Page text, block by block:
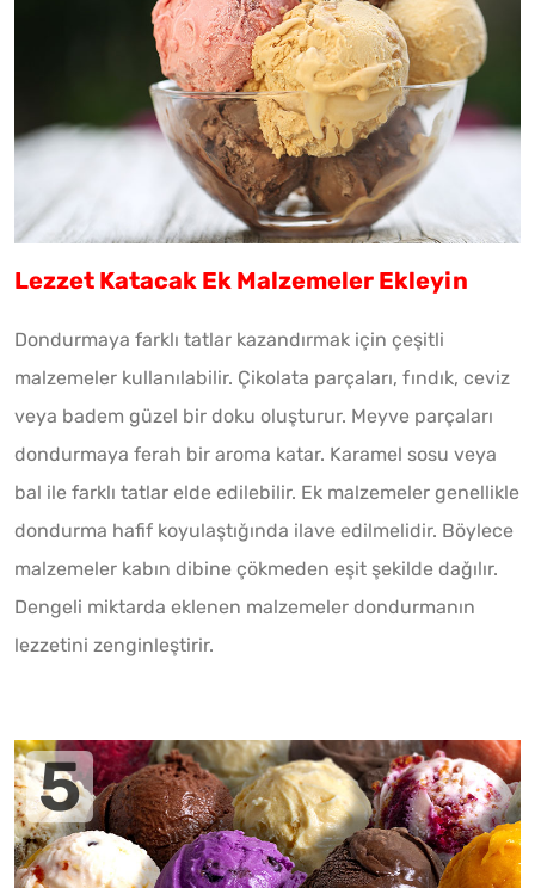
Lezzet Katacak Ek Malzemeler Ekleyin
Dondurmaya farklı tatlar kazandırmak için çeşitli
malzemeler kullanılabilir. Çikolata parçaları, fındık, ceviz
veya badem güzel bir doku oluşturur. Meyve parçaları
dondurmaya ferah bir aroma katar. Karamel sosu veya
bal ile farklı tatlar elde edilebilir. Ek malzemeler genellikle
dondurma hafif koyulaştığında ilave edilmelidir. Böylece
malzemeler kabın dibine çökmeden eşit şekilde dağılır.
Dengeli miktarda eklenen malzemeler dondurmanın
lezzetini zenginleştirir.